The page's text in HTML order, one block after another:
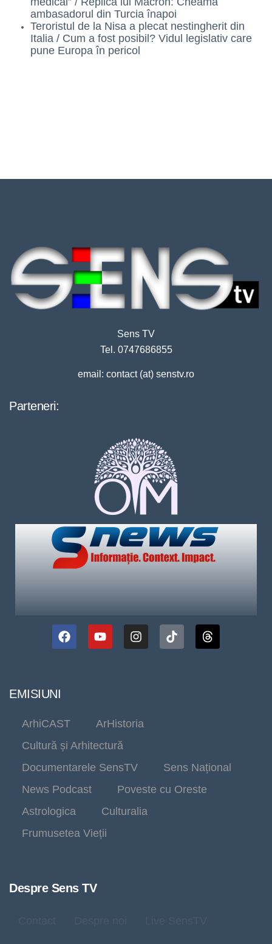
ambasadorul din Turcia înapoi
Teroristul de la Nisa a plecat nestingherit din
Italia / Cum a fost posibil? Vidul legislativ care
pune Europa în pericol
Sens TV
Tel. 0747686855
email: contact (at) senstv.ro
Parteneri:
EMISIUNI
ArhiCAST
ArHistoria
Cultură și Arhitectură
Documentarele SensTV
Sens Național
News Podcast
Poveste cu Oreste
Astrologica
Culturalia
Frumusetea Vieții
Despre Sens TV